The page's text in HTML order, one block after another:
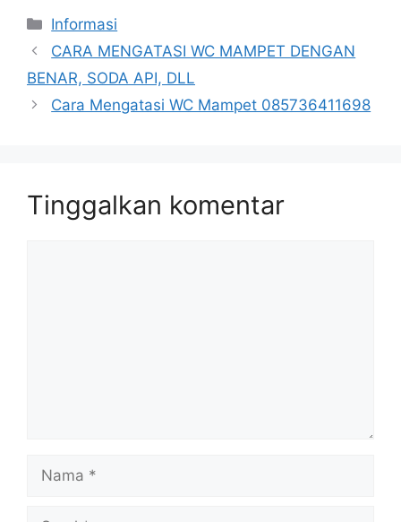
Kategori
Informasi
CARA MENGATASI WC MAMPET DENGAN
BENAR, SODA API, DLL
Cara Mengatasi WC Mampet 085736411698
Tinggalkan komentar
Nama
Surel